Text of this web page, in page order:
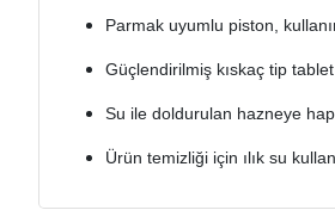
Parmak uyumlu piston,
Güçlendirilmiş kıskaç tip
Su ile doldurulan hazneye
Ürün temizliği için ılık su